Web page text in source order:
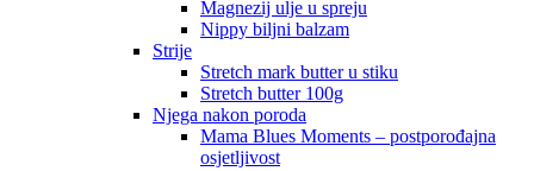
Magnezij ulje u spreju
Nippy biljni balzam
Strije
Stretch mark butter u stiku
Stretch butter 100g
Njega nakon poroda
Mama Blues Moments – postporođajna
osjetljivost